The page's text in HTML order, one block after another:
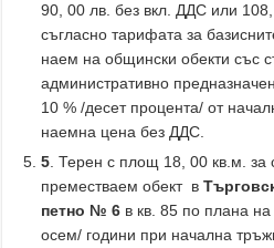
90, 00 лв. без вкл. ДДС или
съгласно тарифата за
наем на общински обекти със
административно
10 % /десет процента/ от
наемна цена без ДДС.
5 . Терен с площ 18, 00 кв.м. за
преместваем обект в
петно № 6 в кв. 85 по плана
осем/ години при начална